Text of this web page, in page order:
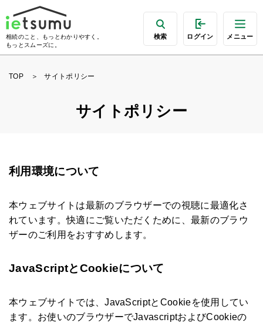
相続のこと、もっとわかりやすく。
もっとスムーズに。
検索 ログイン メニュー
TOP サイトポリシー
サイトポリシー
利用環境について
本ウェブサイトは最新のブラウザーでの視聴に最適化さ
れています。快適にご覧いただくために、最新のブラウ
ザーのご利用をおすすめします。
JavaScriptとCookieについて
本ウェブサイトでは、JavaScriptとCookieを使用してい
ます。お使いのブラウザーでJavascriptおよびCookieの